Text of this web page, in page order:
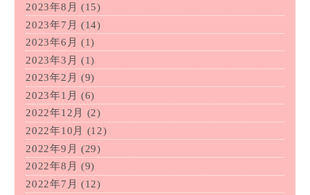
2023年8月 (15)
2023年7月 (14)
2023年6月 (1)
2023年3月 (1)
2023年2月 (9)
2023年1月 (6)
2022年12月
(2)
2022年10月
(12)
2022年9月 (29)
2022年8月 (9)
2022年7月 (12)